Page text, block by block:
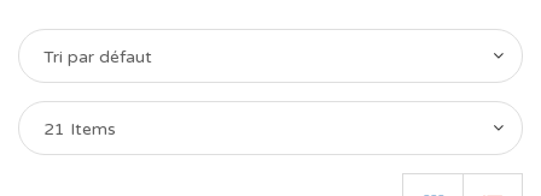
Tri par défaut
21 Items